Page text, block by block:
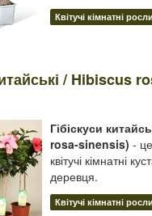
Квітучі кімнатні
/ Hibiscus
Гібіскуси
rosa-sinensis) -
квітучі кімнатні
деревця.
Квітучі кімнатні